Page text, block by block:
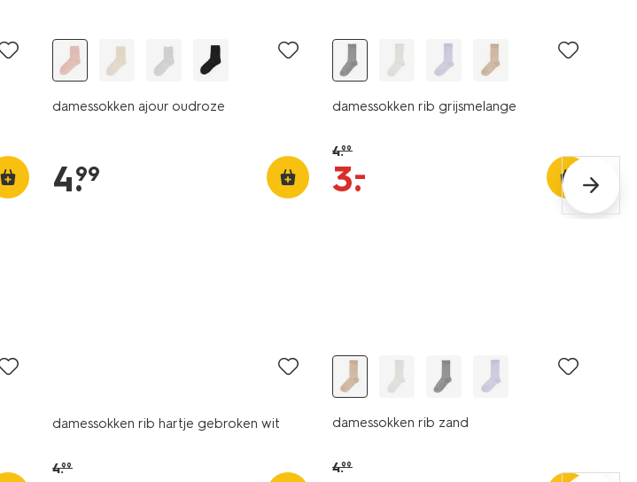
damessokken ajour oudroze
4.
99
damessokken rib grijsmelange
4.99
3.
–
damessokken rib hartje gebroken wit
4.99
damessokken rib zand
4.99